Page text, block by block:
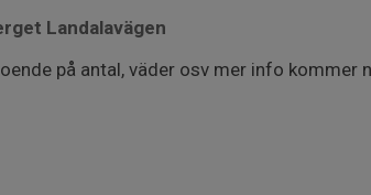
Landalavägen
på antal, väder osv mer info kommer